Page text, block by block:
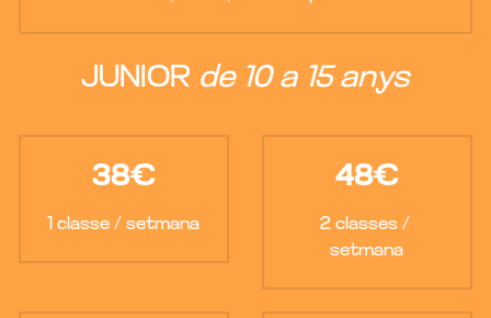
JUNIOR de 10 a 15 anys
38€
1 classe / setmana
48€
2 classes /
setmana